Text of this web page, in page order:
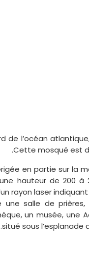
de l’océan
Cette mosqué est
en partie sur la
hauteur de 200
rayon laser
salle de
un musée, une
situé sous l’esplanade